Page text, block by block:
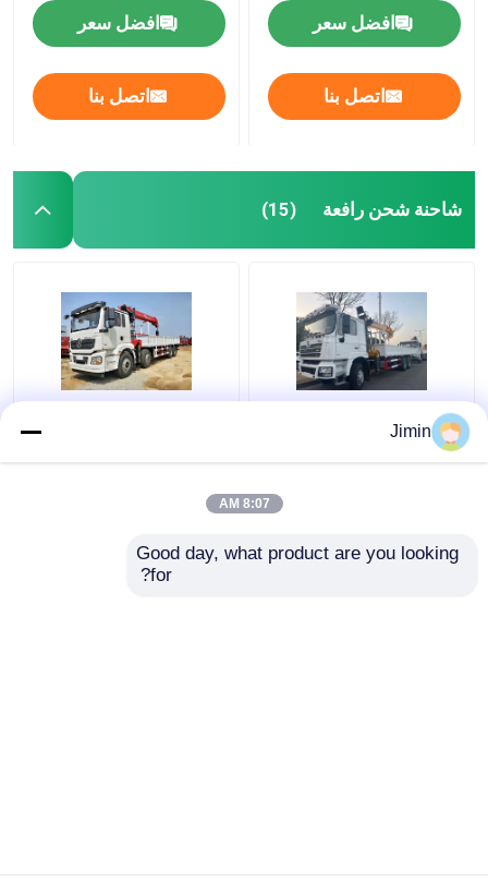
افضل سعر
اتصل بنا
افضل سعر
اتصل بنا
شاحنة شحن رافعة (15)
2
Jimin
8:07 AM
Good day, what product are you looking
for?